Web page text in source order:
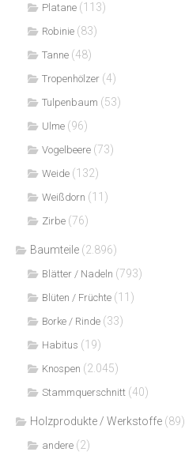
Platane (113)
Robinie (83)
Tanne (48)
Tropenhölzer (4)
Tulpenbaum (53)
Ulme (96)
Vogelbeere (73)
Weide (132)
Weißdorn (11)
Zirbe (76)
Baumteile (2.896)
Blätter / Nadeln (793)
Blüten / Früchte (11)
Borke / Rinde (33)
Habitus (19)
Knospen (2.045)
Stammquerschnitt (40)
Holzprodukte / Werkstoffe (89)
andere (2)